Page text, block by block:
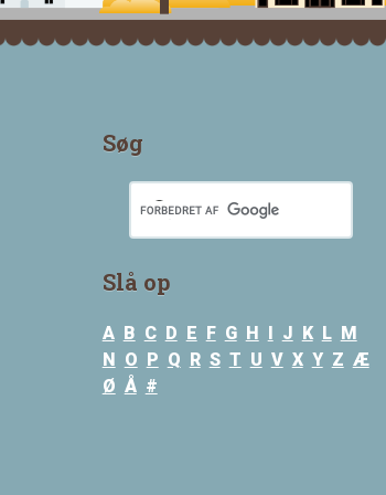
Søg
Slå op
A B C D E F G H J K L M
N
O P Q R S T U V X Y Z Æ
Ø Å #